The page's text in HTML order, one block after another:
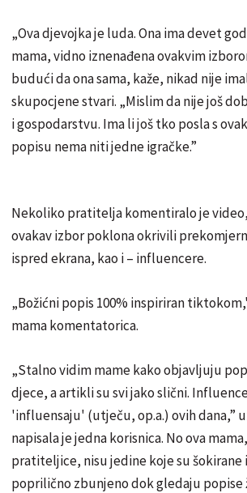
„Ova djevojka je luda. Ona ima devet
mama, vidno iznenađena ovakvim
budući da ona sama, kaže, nikad nije
skupocjene stvari. „Mislim da nije još
i gospodarstvu. Ima li još tko posla s
popisu nema niti jedne igračke.”
Nekoliko pratitelja komentiralo je video,
ovakav izbor poklona okrivili
ispred ekrana, kao i – influencere.
„Božićni popis 100% inspiriran
mama komentatorica.
„Stalno vidim mame kako objavljuju
djece, a artikli su svi jako slični.
'influensaju' (utječu, op.a.) ovih dana,”
napisala je jedna korisnica. No ova
pratiteljice, nisu jedine koje su šokirane
poprilično zbunjeno dok gledaju popise